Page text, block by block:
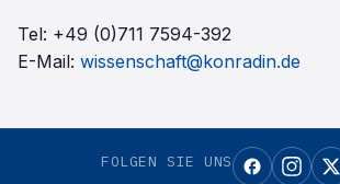
Tel: +49 (0)711 7594-392
E-Mail: wissenschaft@konradin.de
FOLGEN SIE UNS